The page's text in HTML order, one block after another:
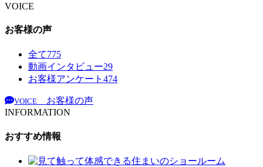
VOICE
お客様の声
全て775
動画インタビュー29
お客様アンケート 474
VOICE
お客様の声
INFORMATION
おすすめ情報